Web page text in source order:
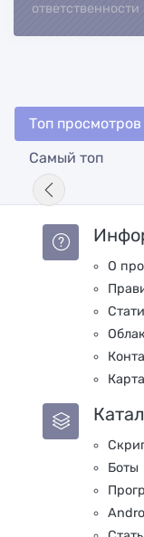
Топ просмотров
Самый топ
О
Боты